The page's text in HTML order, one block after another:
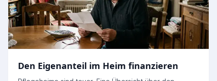
Den Eigenanteil im Heim finanzieren